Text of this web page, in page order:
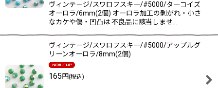
ヴィンテージ/スワロフスキー/#5000/ターコイズ
オーロラ/6mm(2個) オーロラ加工の剥がれ・小さ
なカケや傷・凹凸は 不良品に該当しませ…
ヴィンテージ/スワロフスキー/#5000/アップルグ
リーンオーロラ/8mm(2個)
165円(税込)